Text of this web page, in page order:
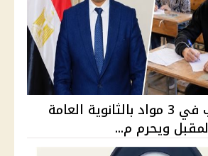
التعليم: الراسب في 3 مواد بالثانوية العامة
ويحرم م...